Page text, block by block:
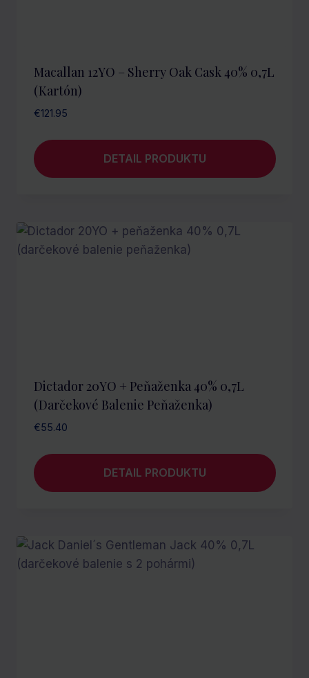
Macallan 12YO – Sherry Oak Cask 40% 0,7L
(kartón)
€121.95
DETAIL PRODUKTU
Dictador 20YO + Peňaženka 40% 0,7L
(darčekové Balenie Peňaženka)
€55.40
DETAIL PRODUKTU